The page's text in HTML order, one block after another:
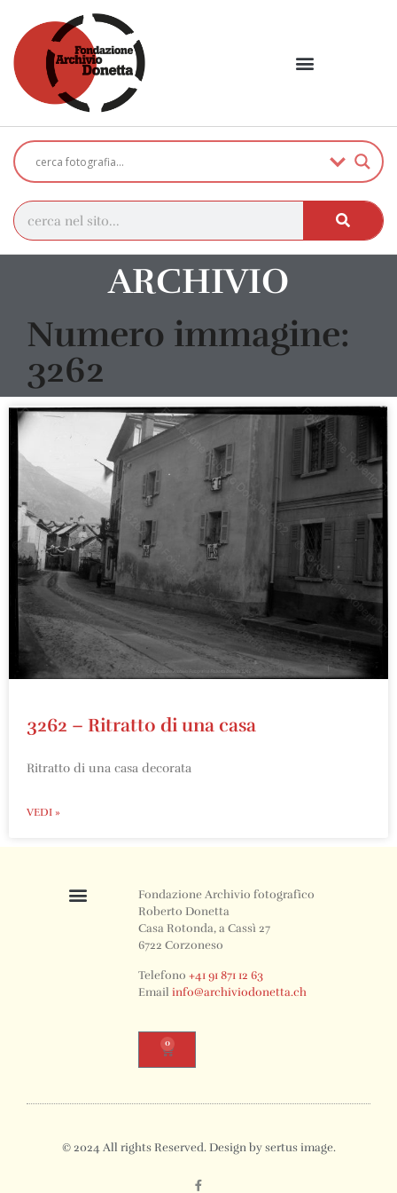
ARCHIVIO
Numero immagine:
3262
3262 – Ritratto di una casa
Ritratto di una casa decorata
VEDI »
Fondazione Archivio fotografico
Roberto Donetta
Casa Rotonda, a Cassì 27
6722 Corzoneso
Telefono+41 91 871 12 63
Emailinfo@archiviodonetta.ch
0
© 2024 All rights Reserved. Design by sertus image.